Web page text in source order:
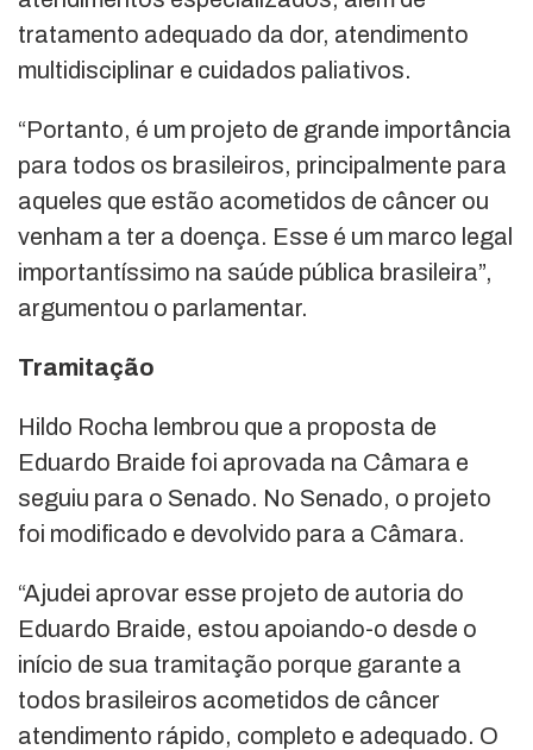
tratamento adequado da dor, atendimento
multidisciplinar e cuidados paliativos.
“Portanto, é um projeto de grande importância
para todos os brasileiros, principalmente para
aqueles que estão acometidos de câncer ou
venham a ter a doença. Esse é um marco legal
importantíssimo na saúde pública brasileira”,
argumentou o parlamentar.
Tramitação
Hildo Rocha lembrou que a proposta de
Eduardo Braide foi aprovada na Câmara e
seguiu para o Senado. No Senado, o projeto
foi modificado e devolvido para a Câmara.
“Ajudei aprovar esse projeto de autoria do
Eduardo Braide, estou apoiando-o desde o
início de sua tramitação porque garante a
todos brasileiros acometidos de câncer
atendimento rápido, completo e adequado. O